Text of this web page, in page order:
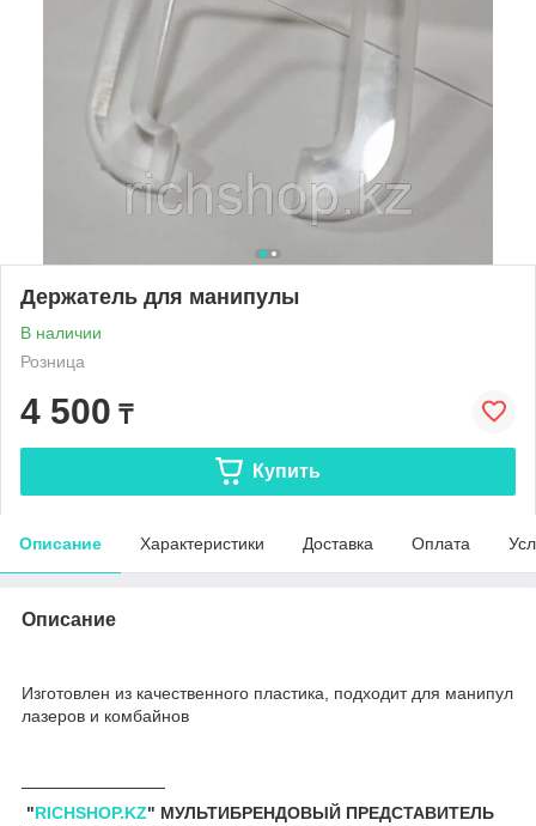
Держатель для манипулы
В наличии
Розница
4 500 ₸
Купить
Описание Характеристики Доставка Оплата
Описание
Изготовлен из качественного пластика, подходит для манипул
лазеров и комбайнов
"RICHSHOP.KZ" МУЛЬТИБРЕНДОВЫЙ ПРЕДСТАВИТЕЛЬ